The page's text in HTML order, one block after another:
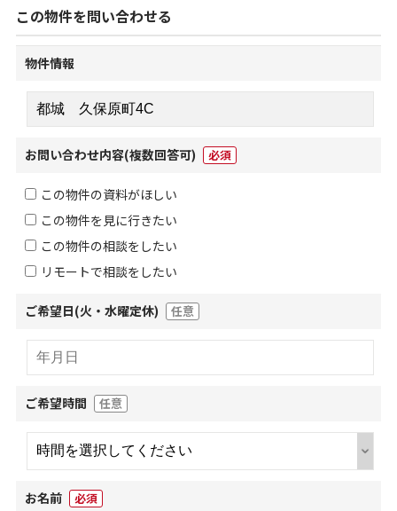
この物件を問い合わせる
物件情報
お問い合わせ内容(複数回答可) 必須
この物件の資料がほしい
この物件を見に行きたい
この物件の相談をしたい
リモートで相談をしたい
ご希望日(火・水曜定休) 任意
ご希望時間 任意
お名前 必須